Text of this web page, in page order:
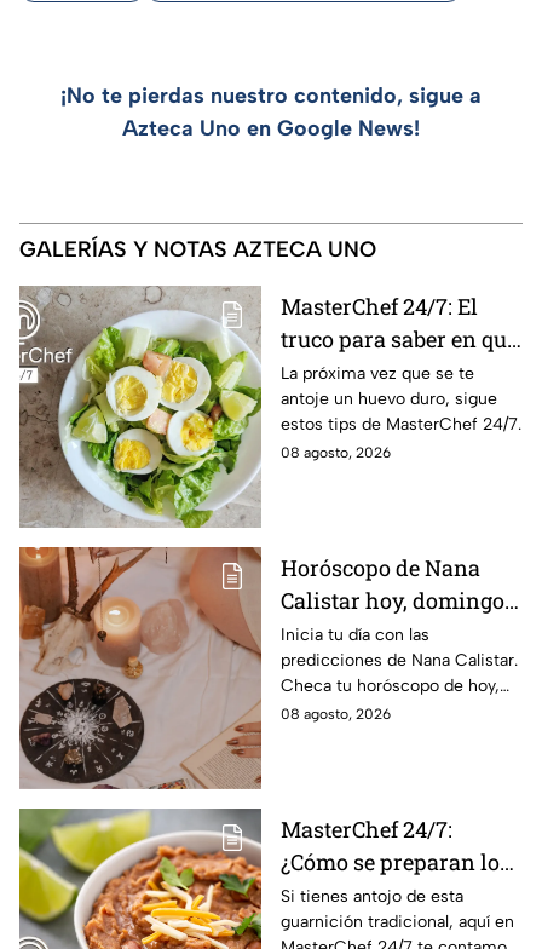
¡No te pierdas nuestro contenido, sigue a
Azteca Uno en Google News!
GALERÍAS Y NOTAS AZTECA UNO
MasterChef 24/7: El
truco para saber en qué
momento está listo un
huevo cocido
La próxima vez que se te
antoje un huevo duro, sigue
estos tips de MasterChef 24/7.
08 agosto, 2026
Horóscopo de Nana
Calistar hoy, domingo 9
de agosto: estos signos
tendrán ingresos extra
Inicia tu día con las
predicciones de Nana Calistar.
Checa tu horóscopo de hoy,
domingo 9 de agosto, y
08 agosto, 2026
MasterChef 24/7:
¿Cómo se preparan los
frijoles puercos estilo
Sonora?
Si tienes antojo de esta
guarnición tradicional, aquí en